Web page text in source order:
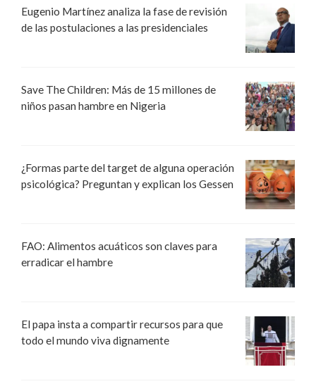
Eugenio Martínez analiza la fase de revisión
de las postulaciones a las presidenciales
Save The Children: Más de 15 millones de
niños pasan hambre en Nigeria
¿Formas parte del target de alguna operación
psicológica? Preguntan y explican los Gessen
FAO: Alimentos acuáticos son claves para
erradicar el hambre
El papa insta a compartir recursos para que
todo el mundo viva dignamente